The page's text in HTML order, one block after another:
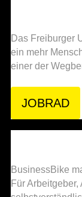
Das Freiburger
ein mehr
einer der
JOBRAD
BusinessBike
Für